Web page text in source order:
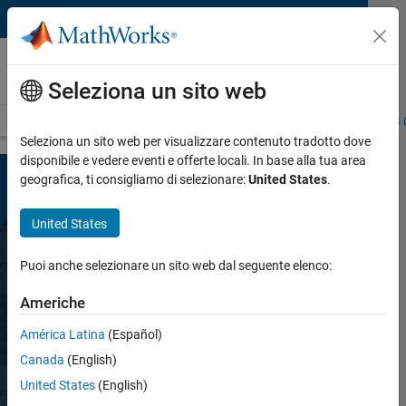
Vai al contenuto
MATLAB Copilot
NUOVO PRODOTTO
Approccio didattico con MATLAB
MATLAB Copilot
Assistente IA ottimizzato per MATLAB
Seleziona un sito web
Seleziona un sito web per visualizzare contenuto tradotto dove
disponibile e vedere eventi e offerte locali. In base alla tua area
geografica, ti consigliamo di selezionare:United States.
United States
Puoi anche selezionare un sito web dal seguente elenco:
Americhe
América Latina (Español)
Canada (English)
United States (English)